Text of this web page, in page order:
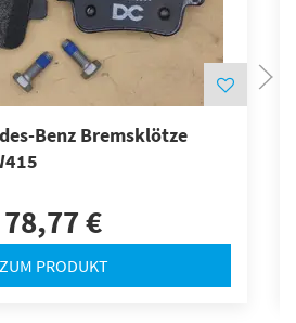
Benz Bremsklötze
78,77 €
ZUM PRODUKT